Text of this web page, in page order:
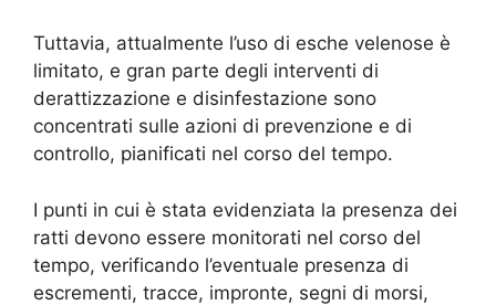
Tuttavia, attualmente l’uso di esche velenose è
limitato, e gran parte degli interventi di
derattizzazione e disinfestazione sono
concentrati sulle azioni di prevenzione e di
controllo, pianificati nel corso del tempo.
I punti in cui è stata evidenziata la presenza dei
ratti devono essere monitorati nel corso del
tempo, verificando l’eventuale presenza di
escrementi, tracce, impronte, segni di morsi,